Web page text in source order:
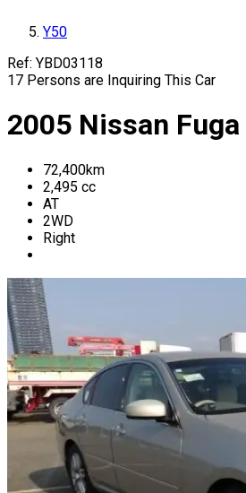
Y50
Ref: YBD03118
17 Persons are Inquiring This Car
2005 Nissan Fuga
72,400km
2,495 cc
AT
2WD
Right